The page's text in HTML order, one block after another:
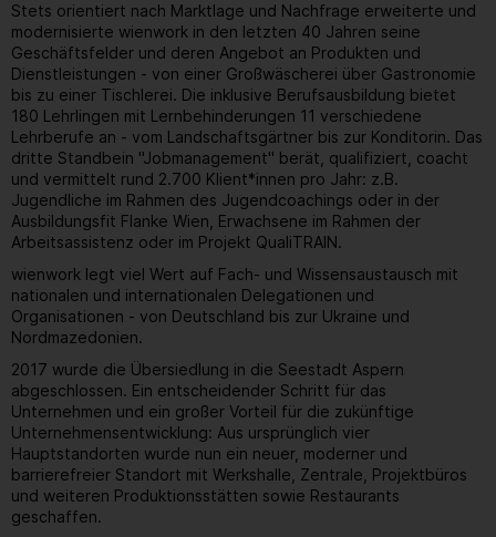
Stets orientiert nach Marktlage und Nachfrage erweiterte und
modernisierte wienwork in den letzten 40 Jahren seine
Geschäftsfelder und deren Angebot an Produkten und
Dienstleistungen - von einer Großwäscherei über Gastronomie
bis zu einer Tischlerei. Die inklusive Berufsausbildung bietet
180 Lehrlingen mit Lernbehinderungen 11 verschiedene
Lehrberufe an - vom Landschaftsgärtner bis zur Konditorin. Das
dritte Standbein "Jobmanagement" berät, qualifiziert, coacht
und vermittelt rund 2.700 Klient*innen pro Jahr: z.B.
Jugendliche im Rahmen des Jugendcoachings oder in der
Ausbildungsfit Flanke Wien, Erwachsene im Rahmen der
Arbeitsassistenz oder im Projekt QualiTRAIN.
wienwork legt viel Wert auf Fach- und Wissensaustausch mit
nationalen und internationalen Delegationen und
Organisationen - von Deutschland bis zur Ukraine und
Nordmazedonien.
2017 wurde die Übersiedlung in die Seestadt Aspern
abgeschlossen. Ein entscheidender Schritt für das
Unternehmen und ein großer Vorteil für die zukünftige
Unternehmensentwicklung: Aus ursprünglich vier
Hauptstandorten wurde nun ein neuer, moderner und
barrierefreier Standort mit Werkshalle, Zentrale, Projektbüros
und weiteren Produktionsstätten sowie Restaurants
geschaffen.